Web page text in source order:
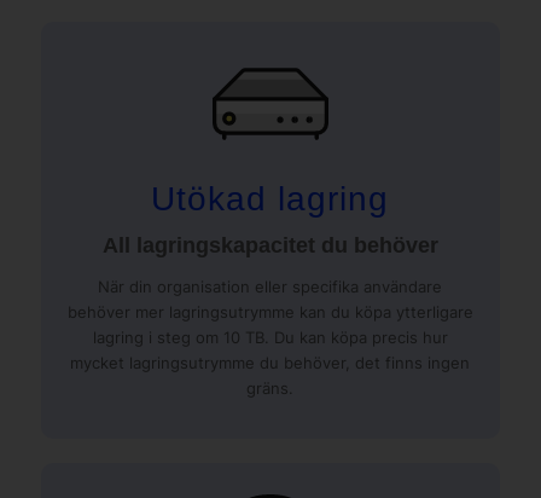
Utökad lagring
All lagringskapacitet du behöver
När din organisation eller specifika användare
behöver mer lagringsutrymme kan du köpa ytterligare
lagring i steg om 10 TB. Du kan köpa precis hur
mycket lagringsutrymme du behöver, det finns ingen
gräns.